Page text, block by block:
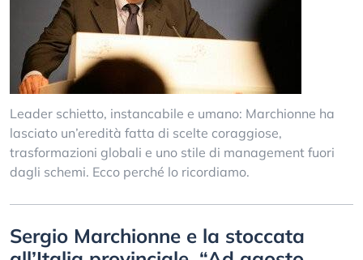
Leader schietto, instancabile e umano: Marchionne ha
lasciato un’eredità fatta di scelte coraggiose,
trasformazioni globali e uno stile di management fuori
dagli schemi. Ecco perché lo ricordiamo.
Sergio Marchionne e la stoccata